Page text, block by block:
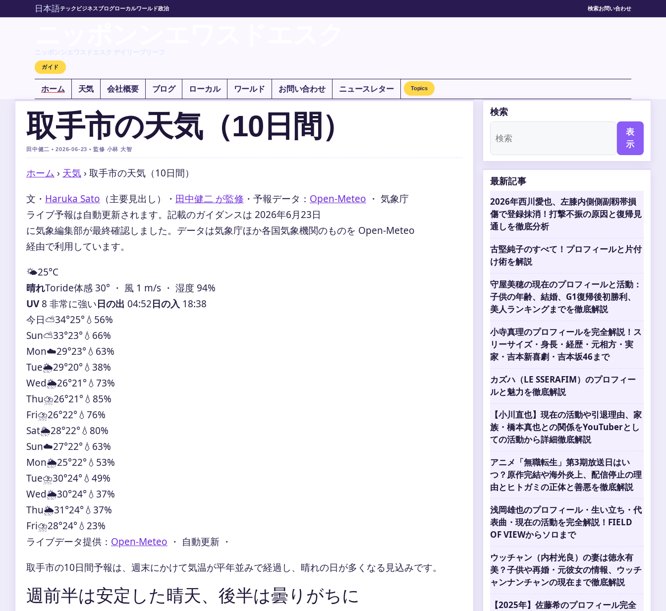
日本語テック ビジネスブログローカルワールド政治 検索お問い合わせ
ニッポンンエワスドエスク デイリーブリーフ
ガイド
ホーム 天気 会社概要 ブログ ローカル ワールド お問い合わせ ニュースレター Topics
取手市の天気（10日間）
田中健二 • 2026-06-23 • 監修 小林 大智
ホーム › 天気 › 取手市の天気（10日間）
文・ Haruka Sato （主要見出し） ・ 田中健二 が監修 ・ 予報データ： Open-Meteo ・ 気象庁
ライブ予報は自動更新されます。記載のガイダンスは 2026年6月23日
に気象編集部が最終確認しました。データは気象庁ほか各国気象機関のものを Open-Meteo
経由で利用しています。
🌤️25°C
晴れToride体感 30° ・ 風 1 m/s ・ 湿度 94%
UV8 非常に強い日の出 04:52日の入 18:38
今日⛅34°25°💧56%
Sun⛅33°23°💧66%
Mon☁️29°23°💧63%
Tue🌦️29°20°💧38%
Wed🌦️26°21°💧73%
Thu⛈️26°21°💧85%
Fri⛈️26°22°💧76%
Sat🌦️28°22°💧80%
Sun☁️27°22°💧63%
Mon🌦️25°22°💧53%
Tue⛈️30°24°💧49%
Wed🌦️30°24°💧37%
Thu🌦️31°24°💧37%
Fri⛈️28°24°💧23%
ライブデータ提供： Open-Meteo ・ 自動更新 ・
取手市の10日間予報は、週末にかけて気温が平年並みで経過し、晴れの日が多くなる見込みです。
週前半は安定した晴天、後半は曇りがちに
検索
表
示
最新記事
2026年西川愛也、左膝内側側副靱帯損
傷で登録抹消！打撃不振の原因と復帰見
通しを徹底分析
古堅純子のすべて！プロフィールと片付
け術を解説
守屋美穂の現在のプロフィールと活動：
子供の年齢、結婚、G1復帰後初勝利、
美人ランキングまでを徹底解説
小寺真理のプロフィールを完全解説！ス
リーサイズ・身長・経歴・元相方・実
家・吉本新喜劇・吉本坂46まで
カズハ（LE SSERAFIM）のプロフィー
ルと魅力を徹底解説
【小川直也】現在の活動や引退理由、家
族・橋本真也との関係をYouTuberとし
ての活動から詳細徹底解説
アニメ「無職転生」第3期放送日はい
つ？原作完結や海外炎上、配信停止の理
由とヒトガミの正体と善悪を徹底解説
浅岡雄也のプロフィール・生い立ち・代
表曲・現在の活動を完全解説！FIELD
OF VIEWからソロまで
ウッチャン（内村光良）の妻は徳永有
美？子供や再婚・元彼女の情報、ウッチ
ャンナンチャンの現在まで徹底解説
【2025年】佐藤希のプロフィール完全